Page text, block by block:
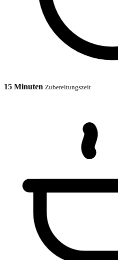
15 Minuten Zubereitungszeit